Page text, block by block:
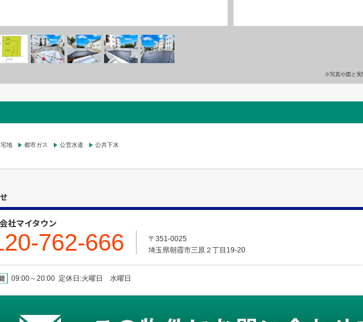
※写真や図と実
地 都市ガス 公営水道 公共下水
社マイタウン
762-666
〒351-0025
埼玉県朝霞市三原２丁目19-20
09:00～20:00 定休日:火曜日 水曜日